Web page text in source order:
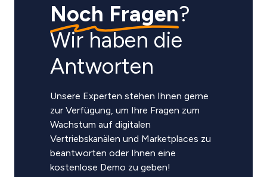
Noch Fragen?
Wir haben die
Antworten
Unsere Experten stehen Ihnen gerne
zur Verfügung, um Ihre Fragen zum
Wachstum auf digitalen
Vertriebskanälen und Marketplaces zu
beantworten oder Ihnen eine
kostenlose Demo zu geben!